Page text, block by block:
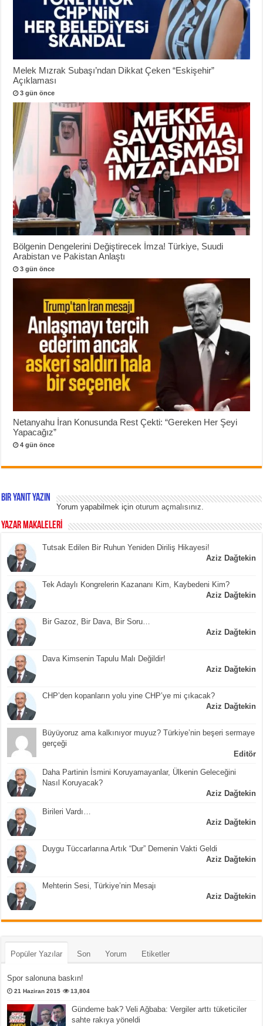
Melek Mızrak Subaşı’ndan Dikkat Çeken “Eskişehir”
Açıklaması
3 gün önce
Bölgenin Dengelerini Değiştirecek İmza! Türkiye, Suudi
Arabistan ve Pakistan Anlaştı
3 gün önce
Netanyahu İran Konusunda Rest Çekti: “Gereken Her Şeyi
Yapacağız”
4 gün önce
Bir yanıt yazın
Yorum yapabilmek içinoturum açmalısınız.
YAZAR MAKALELERİ
Tutsak Edilen Bir Ruhun Yeniden Diriliş Hikayesi!
Aziz Dağtekin
Tek Adaylı Kongrelerin Kazananı Kim, Kaybedeni Kim?
Aziz Dağtekin
Bir Gazoz, Bir Dava, Bir Soru…
Aziz Dağtekin
Dava Kimsenin Tapulu Malı Değildir!
Aziz Dağtekin
CHP’den kopanların yolu yine CHP’ye mi çıkacak?
Aziz Dağtekin
Büyüyoruz ama kalkınıyor muyuz? Türkiye’nin beşeri sermaye
gerçeği
Editör
Daha Partinin İsmini Koruyamayanlar, Ülkenin Geleceğini
Nasıl Koruyacak?
Aziz Dağtekin
Birileri Vardı…
Aziz Dağtekin
Duygu Tüccarlarına Artık “Dur” Demenin Vakti Geldi
Aziz Dağtekin
Mehterin Sesi, Türkiye’nin Mesajı
Aziz Dağtekin
Popüler Yazılar Son Yorum Etiketler
Spor salonuna baskın!
21 Haziran 2015 13,804
Gündeme bak? Veli Ağbaba: Vergiler arttı tüketiciler
sahte rakıya yöneldi